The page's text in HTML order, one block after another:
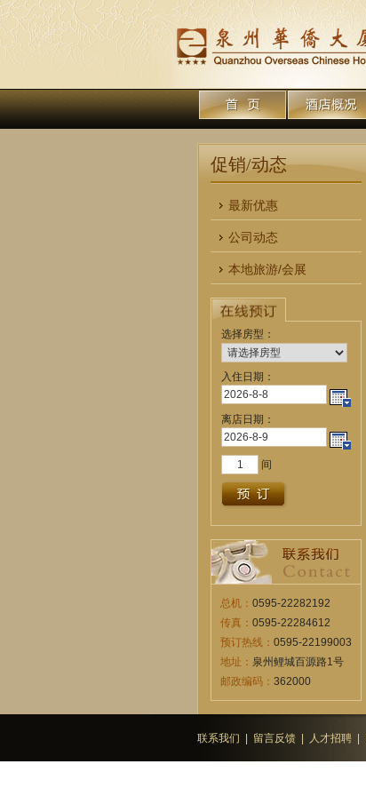
促销/动态
最新优惠
公司动态
本地旅游/会展
选择房型：
入住日期：
离店日期：
间
总机： 0595-22282192
传真： 0595-22284612
预订热线： 0595-22199003
地址： 泉州鲤城百源路1号
邮政编码： 362000
联系我们 留言反馈 人才招聘